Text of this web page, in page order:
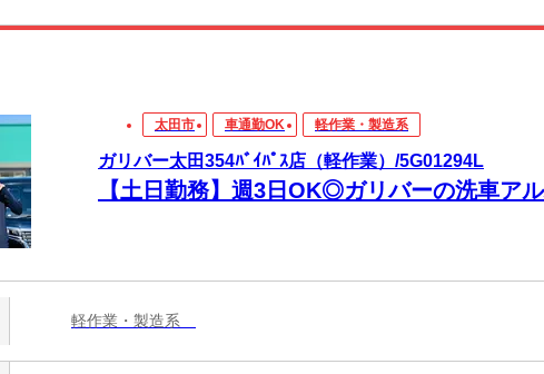
太田市 車通勤OK 軽作業・製造系
ガリバー太田354ﾊﾞｲﾊﾟｽ店（軽作業）/5G01294L
【土日勤務】週3日OK◎ガリバーの洗車ア
軽作業・製造系